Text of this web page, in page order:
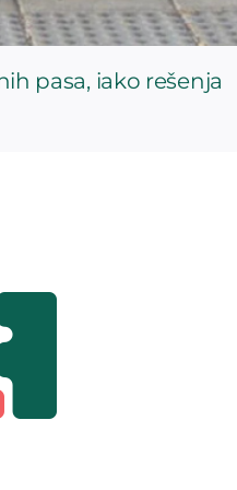
pasa, iako rešenja